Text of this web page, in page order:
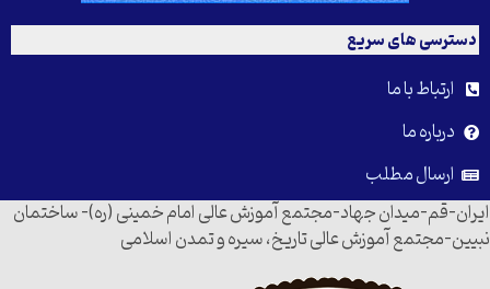
دسترسی های سریع
ارتباط با ما
درباره ما
ارسال مطلب
ایران-قم-میدان جهاد-مجتمع آموزش عالی امام خمینی (ره)- ساختمان
نبیین-مجتمع آموزش عالی تاریخ، سیره و تمدن اسلامی